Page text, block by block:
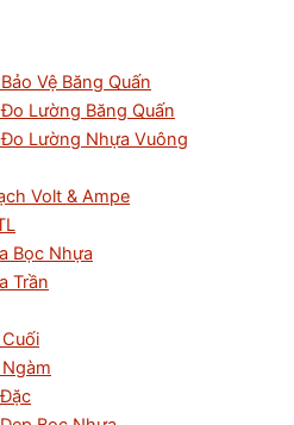
Vệ Băng Quấn
Lường Băng Quấn
Lường Nhựa Vuông
Volt & Ampe
Bọc Nhựa
Trần